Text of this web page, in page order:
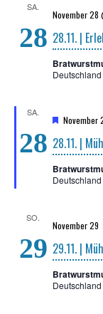
SA.
28 28.11. |
November 28
Deutschland
SA.
28 28.11. |
H
r
v
o
r
g
o
b
e
n
November
Deutschland
SO.
29 29.11. |
November 29
Deutschland